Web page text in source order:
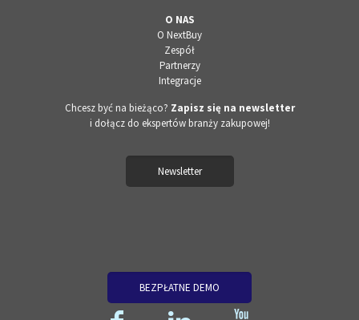
O NAS
O NextBuy
Zespół
Partnerzy
Integracje
Chcesz być na bieżąco? Zapisz się na newsletter
i dołącz do ekspertów branży zakupowej!
Newsletter
BEZPŁATNE DEMO